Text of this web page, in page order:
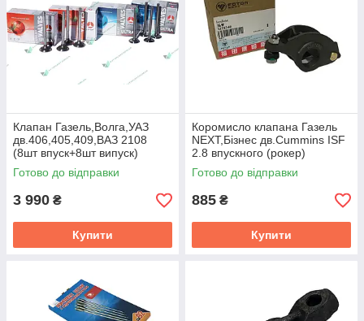
Клапан Газель,Волга,УАЗ
дв.406,405,409,ВАЗ 2108
(8шт впуск+8шт випуск)
азотов. (AMP)
406.1001012/10
Готово до відправки
3 990 ₴
Купити
Коромисло клапана Газель
NEXT,Бізнес дв.Cummins ISF
2.8 впускного (рокер)
(покупн. ГАЗ)
Готово до відправки
885 ₴
Купити